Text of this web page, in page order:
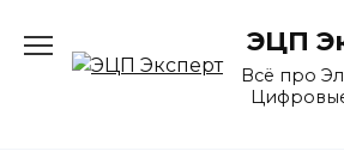
содержанию
ЭЦП
Всё про